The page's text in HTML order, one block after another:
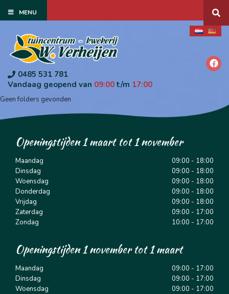
n
e
t
MENU
0485 531 781
Vandaag geopend van 09:00 t/m 17:00
Geen folders gevonden
Openingstijden 1 maart tot 1 november
Maandag
09:00 - 18:00
Dinsdag
09:00 - 18:00
Woensdag
09:00 - 18:00
Donderdag
09:00 - 18:00
Vrijdag
09:00 - 18:00
Zaterdag
09:00 - 17:00
Zondag
10:00 - 17:00
Openingstijden 1 november tot 1 maart
Maandag
09:00 - 17:00
Dinsdag
09:00 - 17:00
Woensdag
09:00 - 17:00